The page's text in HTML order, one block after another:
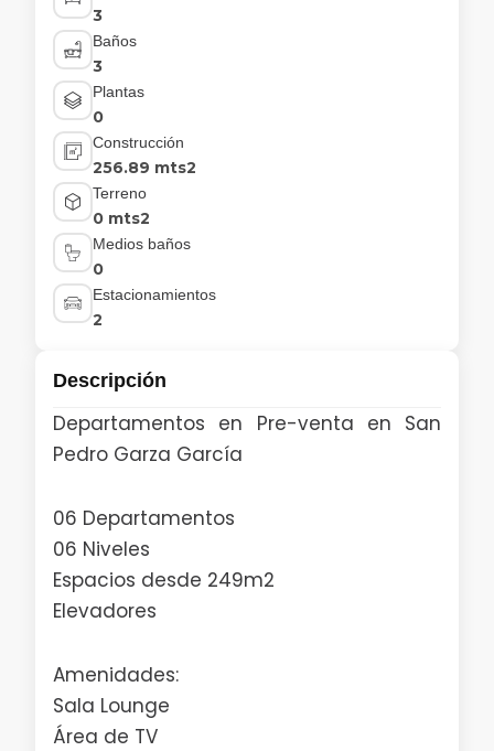
3
Baños
3
Plantas
0
Construcción
256.89 mts2
Terreno
0 mts2
Medios baños
0
Estacionamientos
2
Descripción
Departamentos en Pre-venta en San
Pedro Garza García
06 Departamentos
06 Niveles
Espacios desde 249m2
Elevadores
Amenidades:
Sala Lounge
Área de TV